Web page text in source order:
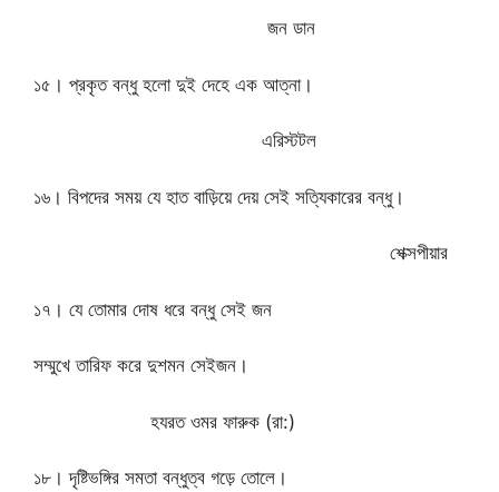
জন ডান
১৫। প্রকৃত বন্ধু হলো দুই দেহে এক আত্না।
এরিস্টটল
১৬। বিপদের সময় যে হাত বাড়িয়ে দেয় সেই সত্যিকারের বন্ধু।
শেক্সপীয়ার
১৭। যে তোমার দোষ ধরে বন্ধু সেই জন
সম্মুখে তারিফ করে দুশমন সেইজন।
হযরত ওমর ফারুক (রা:)
১৮। দৃষ্টিভঙ্গির সমতা বন্ধুত্ব গড়ে তোলে।